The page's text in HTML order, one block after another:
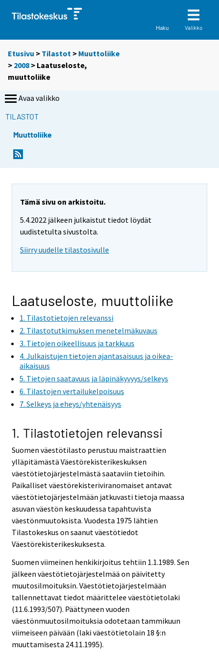
Haku Valikko
Etusivu > Tilastot > Muuttoliike
> 2008 > Laatuseloste,
muuttoliike
Avaa valikko
TILASTOT
Muuttoliike
Tämä sivu on arkistoitu.
5.4.2022 jälkeen julkaistut tiedot löydät
uudistetulta sivustolta.
Siirry uudelle tilastosivulle
Laatuseloste, muuttoliike
1. Tilastotietojen relevanssi
2. Tilastotutkimuksen menetelmäkuvaus
3. Tietojen oikeellisuus ja tarkkuus
4. Julkaistujen tietojen ajantasaisuus ja oikea-
aikaisuus
5. Tietojen saatavuus ja läpinäkyvyys/selkeys
6. Tilastojen vertailukelpoisuus
7. Selkeys ja eheys/yhtenäisyys
1. Tilastotietojen relevanssi
Suomen väestötilasto perustuu maistraattien
ylläpitämästä Väestörekisterikeskuksen
väestötietojärjestelmästä saataviin tietoihin.
Paikalliset väestörekisteriviranomaiset antavat
väestötietojärjestelmään jatkuvasti tietoja maassa
asuvan väestön keskuudessa tapahtuvista
väestönmuutoksista. Vuodesta 1975 lähtien
Tilastokeskus on saanut väestötiedot
Väestörekisterikeskuksesta.
Suomen viimeinen henkikirjoitus tehtiin 1.1.1989. Sen
jälkeen väestötietojärjestelmää on päivitetty
muutosilmoituksin. Väestötietojärjestelmään
tallennettavat tiedot määrittelee väestötietolaki
(11.6.1993/507). Päättyneen vuoden
väestönmuutosilmoituksia odotetaan tammikuun
viimeiseen päivään (laki väestötietolain 18 §:n
muuttamisesta 24.11.1995).